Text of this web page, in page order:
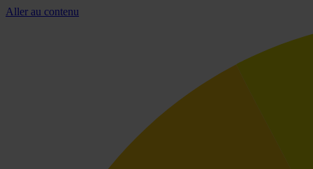
Aller au contenu